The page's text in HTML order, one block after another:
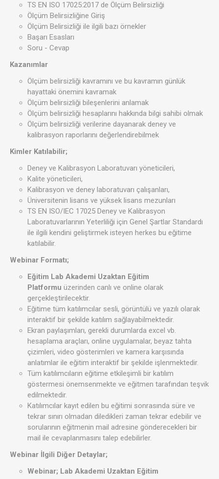
TS EN ISO 17025:2017 de Ölçüm Belirsizliği
Ölçüm Belirsizliğine Giriş
Ölçüm Belirsizliği ile ilgili bazı örnekler
Başarı Esasları
Soru - Cevap
Kazanımlar
Ölçüm belirsizliği kavramını ve bu kavramın günlük
hayattaki önemini kavramak
Ölçüm belirsizliği bileşenlerini anlamak
Ölçüm belirsizliği hesaplarını hakkında bilgi sahibi olmak
Ölçüm belirsizliği verilerine dayanarak deney ve
kalibrasyon raporlarını değerlendirebilmek
Kimler Katılabilir;
Deney ve Kalibrasyon Laboratuvarı yöneticileri,
Kalite yöneticileri,
Kalibrasyon ve deney laboratuvarı çalışanları,
Üniversitenin lisans ve yüksek lisans mezunları
TS EN ISO/IEC 17025 Deney ve Kalibrasyon
Laboratuvarlarının Yeterliliği için Genel Şartlar Standardı
ile ilgili kendini geliştirmek isteyen herkes bu eğitime
katılabilir.
Webinar Formatı;
Eğitim Lab Akademi Uzaktan Eğitim
Platformu üzerinden canlı ve online olarak
gerçekleştirilecektir.
Eğitime tüm katılımcılar sesli, görüntülü ve yazılı olarak
interaktif bir şekilde katılım sağlayabilmektedir.
Ekran paylaşımları, gerekli durumlarda excel vb.
hesaplama araçları, online uygulamalar, beyaz tahta
çizimleri, video gösterimleri ve kamera karşısında
anlatımlar ile eğitim interaktif bir şekilde işlenmektedir.
Tüm katılımcıların eğitime etkileşimli bir katılım
göstermesi önemsenmekte ve eğitmen tarafından teşvik
edilmektedir.
Katılımcılar kayıt edilen bu eğitimi sonrasında süre ve
tekrar sınırı olmadan diledikleri zaman tekrar edebilir ve
sorularının eğitmenin mail adresine gönderecekleri bir
mail ile cevaplanmasını talep edebilirler.
Webinar İlgili Diğer Detaylar;
Webinar; Lab Akademi Uzaktan Eğitim